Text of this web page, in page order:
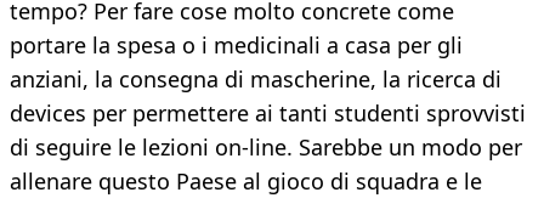
tempo? Per fare cose molto concrete come
portare la spesa o i medicinali a casa per gli
anziani, la consegna di mascherine, la ricerca di
devices per permettere ai tanti studenti sprovvisti
di seguire le lezioni on-line. Sarebbe un modo per
allenare questo Paese al gioco di squadra e le